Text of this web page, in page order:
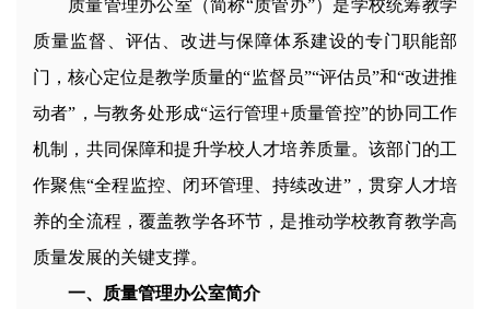
质量管理办公室（简称“质管办”）是学校统筹教学
质量监督、评估、改进与保障体系建设的专门职能部
门，核心定位是教学质量的“监督员”“评估员”和“改进推
动者”，与教务处形成“运行管理+质量管控”的协同工作
机制，共同保障和提升学校人才培养质量。该部门的工
作聚焦“全程监控、闭环管理、持续改进”，贯穿人才培
养的全流程，覆盖教学各环节，是推动学校教育教学高
质量发展的关键支撑。
一、质量管理办公室简介